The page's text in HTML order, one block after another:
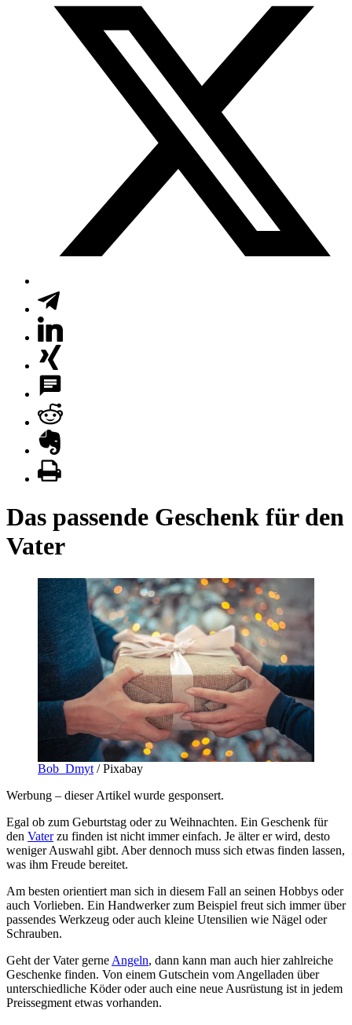
Das passende Geschenk für den
Vater
Bob_Dmyt / Pixabay
Werbung – dieser Artikel wurde gesponsert.
Egal ob zum Geburtstag oder zu Weihnachten. Ein Geschenk für
den Vaterzu finden ist nicht immer einfach. Je älter er wird, desto
weniger Auswahl gibt. Aber dennoch muss sich etwas finden lassen,
was ihm Freude bereitet.
Am besten orientiert man sich in diesem Fall an seinen Hobbys oder
auch Vorlieben. Ein Handwerker zum Beispiel freut sich immer über
passendes Werkzeug oder auch kleine Utensilien wie Nägel oder
Schrauben.
Geht der Vater gerne Angeln, dann kann man auch hier zahlreiche
Geschenke finden. Von einem Gutschein vom Angelladen über
unterschiedliche Köder oder auch eine neue Ausrüstung ist in jedem
Preissegment etwas vorhanden.